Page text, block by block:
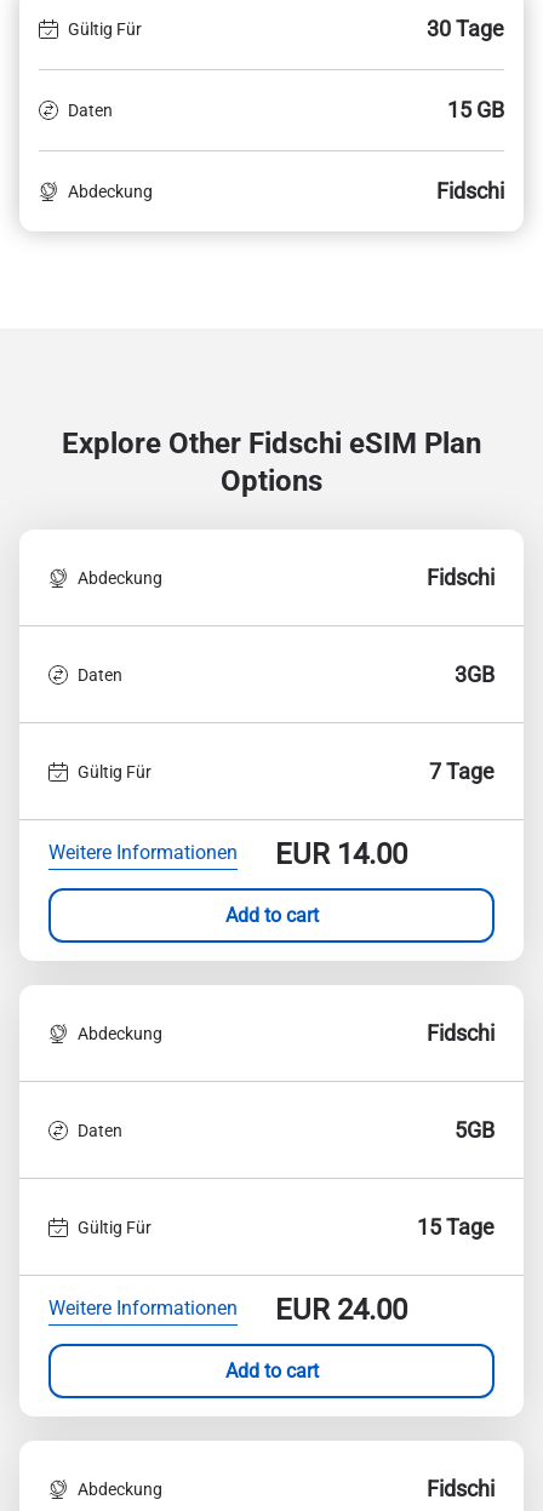
Gültig Für 30 Tage
Daten 15 GB
Abdeckung Fidschi
Explore Other Fidschi eSIM Plan
Options
Abdeckung Fidschi
Daten 3GB
Gültig Für 7 Tage
Weitere Informationen EUR14.00
Add to cart
Abdeckung Fidschi
Daten 5GB
Gültig Für 15 Tage
Weitere Informationen EUR24.00
Add to cart
Abdeckung Fidschi